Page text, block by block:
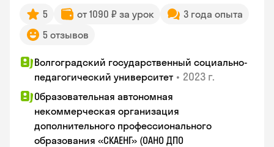
5 от 1090 ₽ за урок
3 года опыта
5 отзывов
Волгоградский государственный социально-
педагогический университет • 2023 г.
Образовательная автономная
некоммерческая организация
дополнительного профессионального
образования «СКАЕНГ» (ОАНО ДПО